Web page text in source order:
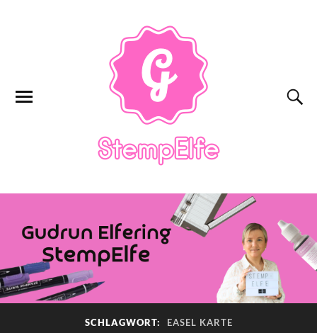
SCHLAGWORT: EASEL KARTE